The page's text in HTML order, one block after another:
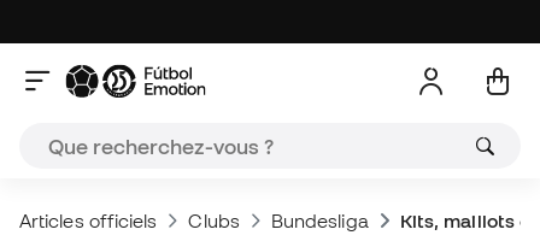
Articles officiels Clubs Bundesliga Kits, maillots